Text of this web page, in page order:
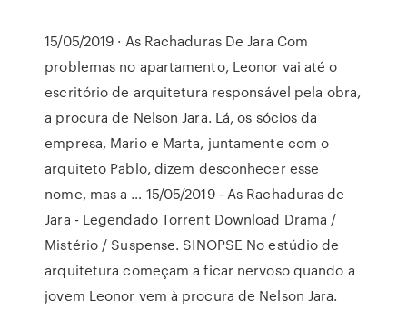
15/05/2019 · As Rachaduras De Jara Com
problemas no apartamento, Leonor vai até o
escritório de arquitetura responsável pela obra,
a procura de Nelson Jara. Lá, os sócios da
empresa, Mario e Marta, juntamente com o
arquiteto Pablo, dizem desconhecer esse
nome, mas a … 15/05/2019 - As Rachaduras de
Jara - Legendado Torrent Download Drama /
Mistério / Suspense. SINOPSE No estúdio de
arquitetura começam a ficar nervoso quando a
jovem Leonor vem à procura de Nelson Jara.